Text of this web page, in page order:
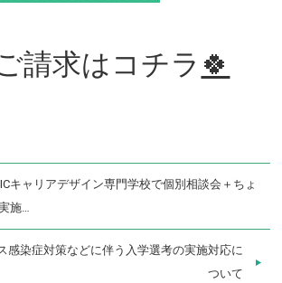
請求はコチラ 🍀
キャリアデザイン専門学校で個別相談会＋ちょ
施…
感染症対策などに伴う入学選考の実施対応に
ついて